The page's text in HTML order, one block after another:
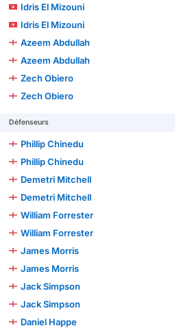
Idris El Mizouni
Idris El Mizouni
Azeem Abdullah
Azeem Abdullah
Zech Obiero
Zech Obiero
Défenseurs
Phillip Chinedu
Phillip Chinedu
Demetri Mitchell
Demetri Mitchell
William Forrester
William Forrester
James Morris
James Morris
Jack Simpson
Jack Simpson
Daniel Happe